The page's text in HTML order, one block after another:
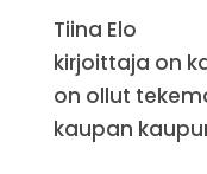
Tiina Elo
kirjoittaja on
on ollut
kaupan